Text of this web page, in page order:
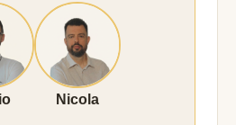
Nicola